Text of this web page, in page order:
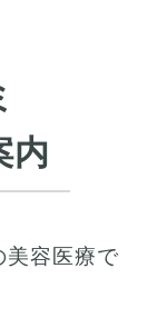
内
美容医療で